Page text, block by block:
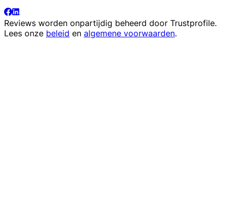
Reviews worden onpartijdig beheerd door Trustprofile.
Lees onze beleid en algemene voorwaarden.